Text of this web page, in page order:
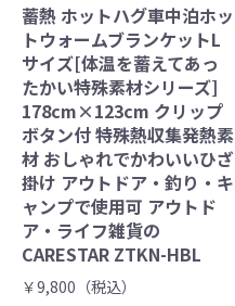
蓄熱 ホットハグ車中泊ホッ
トウォームブランケットL
サイズ[体温を蓄えてあっ
たかい特殊素材シリーズ]
178cm×123cm クリップ
ボタン付 特殊熱収集発熱素
材 おしゃれでかわいいひざ
掛け アウトドア・釣り・キ
ャンプで使用可 アウトド
ア・ライフ雑貨の
CARESTAR ZTKN-HBL
￥9,800（税込）